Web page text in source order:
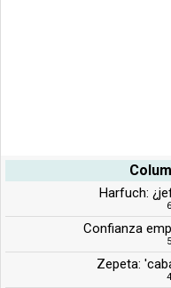
Harfuch:
Confianza
Zepeta: